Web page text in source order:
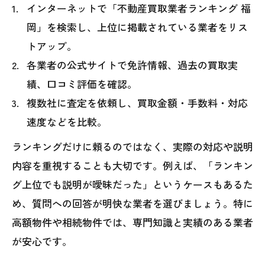
インターネットで「不動産買取業者ランキング 福
岡」を検索し、上位に掲載されている業者をリス
トアップ。
各業者の公式サイトで免許情報、過去の買取実
績、口コミ評価を確認。
複数社に査定を依頼し、買取金額・手数料・対応
速度などを比較。
ランキングだけに頼るのではなく、実際の対応や説明
内容を重視することも大切です。例えば、「ランキン
グ上位でも説明が曖昧だった」というケースもあるた
め、質問への回答が明快な業者を選びましょう。特に
高額物件や相続物件では、専門知識と実績のある業者
が安心です。